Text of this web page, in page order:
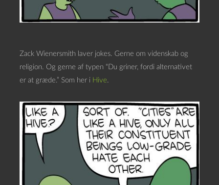
Zack Wienersmith laver jokes. Gerne om videnskab og
religion. Og gerne af typen “Du griner, fordi alternativet
er at græde.” Som her i Hive.